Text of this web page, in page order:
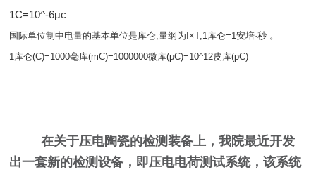
1C=10^-6μc
国际单位制中电量的基本单位是库仑,量纲为I×T,1库仑=1安培·秒 。
1 库仑(C)=1000毫库(mC)=1000000微库(μC)=10^12皮库(pC)
在关于压电陶瓷的检测装备上，我院最近开发
出一套新的检测设备，即压电电荷测试系统，该系统